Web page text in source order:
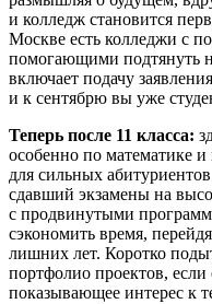
и колледж становится
Москве есть колледжи с
помогающими подтянуть
включает подачу
и к сентябрю вы уже
Теперь после 11 класса:
особенно по математике
для сильных
сдавший экзамены на
с продвинутыми
сэкономить время,
лишних лет. Коротко
портфолио проектов,
показывающее интерес к